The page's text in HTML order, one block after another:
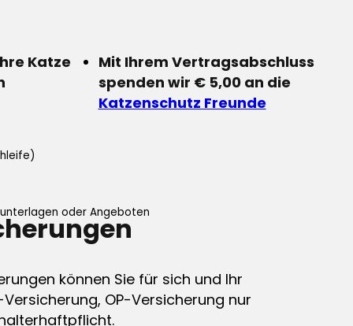
Katze
Mit Ihrem Vertragsabschluss
spenden wir € 5,00 an die
Katzenschutz Freunde
oder Angeboten
können Sie für sich und Ihr
OP-Versicherung nur